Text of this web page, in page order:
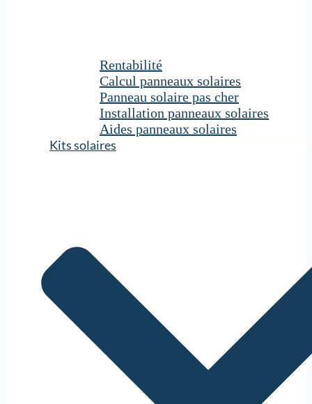
Rentabilité
Calcul panneaux solaires
Panneau solaire pas cher
Installation panneaux solaires
Aides panneaux solaires
Kits solaires